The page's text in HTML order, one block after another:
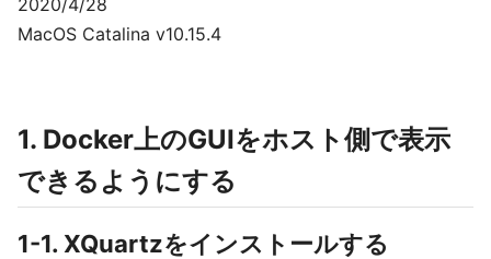
2020/4/28
MacOS Catalina v10.15.4
1. Docker上のGUIをホスト側で表示
できるようにする
1-1. XQuartzをインストールする